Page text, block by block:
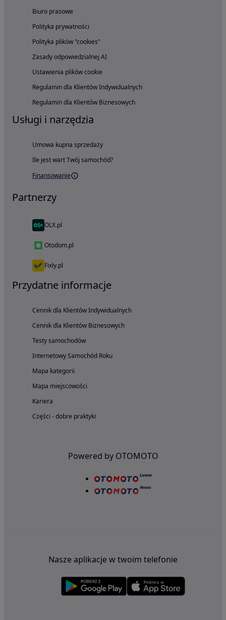
Biuro prasowe
Polityka prywatności
Polityka plików "cookies"
Zasady odpowiedzialnej AI
Ustawienia plików cookie
Regulamin dla Klientów Indywidualnych
Regulamin dla Klientów Biznesowych
Usługi i narzędzia
Umowa kupna sprzedaży
Ile jest wart Twój samochód?
Finansowanie
Partnerzy
OLX.pl
Otodom.pl
Fixly.pl
Przydatne informacje
Cennik dla Klientów Indywidualnych
Cennik dla Klientów Biznesowych
Testy samochodów
Internetowy Samochód Roku
Mapa kategorii
Mapa miejscowości
Kariera
Części - dobre praktyki
Powered by OTOMOTO
Nasze aplikacje w twoim telefonie